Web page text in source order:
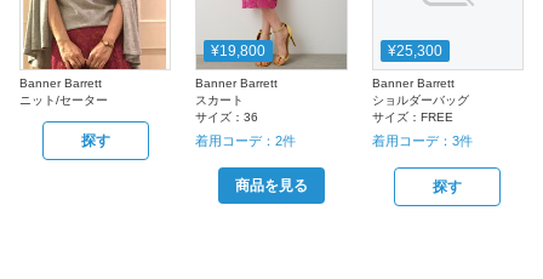
Banner Barrett
ニット/セーター
探す
¥19,800
Banner Barrett
スカート
サイズ：36
着用コーデ：2件
商品を見る
¥25,300
Banner Barrett
ショルダーバッグ
サイズ： FREE
着用コーデ： 3件
探す